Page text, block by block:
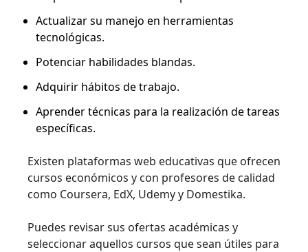
Actualizar su manejo en herramientas
tecnológicas.
Potenciar habilidades blandas.
Adquirir hábitos de trabajo.
Aprender técnicas para la realización de tareas
específicas.
Existen plataformas web educativas que ofrecen
cursos económicos y con profesores de calidad
como Coursera, EdX, Udemy y Domestika.
Puedes revisar sus ofertas académicas y
seleccionar aquellos cursos que sean útiles para